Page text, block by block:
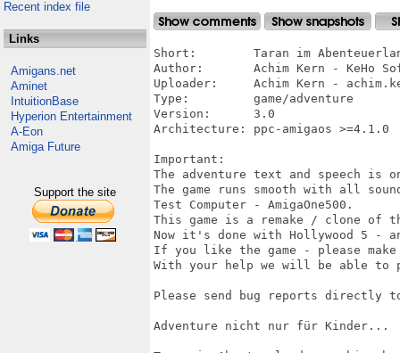
Recent index file
Links
Amigans.net
Aminet
IntuitionBase
Hyperion Entertainment
A-Eon
Amiga Future
Support the site
Short:        Taran im
Author:       Achim Kern - KeHo
Uploader:     Achim Kern -
Type:         game/adventure
Version:      3.0
Architecture: ppc-amigaos >=4.1.0
Important:
The adventure text and speech is
The game runs smooth with all
Test Computer - AmigaOne500.
This game is a remake / clone of the
Now it's done with Hollywood 5 -
If you like the game - please make
With your help we will be able to
Please send bug reports directly
Adventure nicht nur für Kinder...